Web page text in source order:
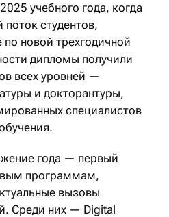
учебного года, когда
студентов,
новой трехгодичной
дипломы получили
всех уровней —
и докторантуры,
специалистов
года — первый
программам,
вызовы
Среди них — Digital